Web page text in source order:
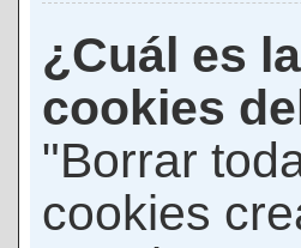
¿Cuál es
cookies
"Borrar
cookies